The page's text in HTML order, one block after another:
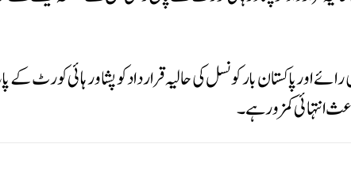
انتہائی کمزور ہے۔